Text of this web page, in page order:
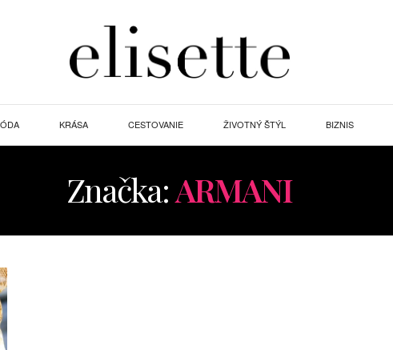
KRÁSA CESTOVANIE ŽIVOTNÝ ŠTÝL BIZNIS
Značka:ARMANI